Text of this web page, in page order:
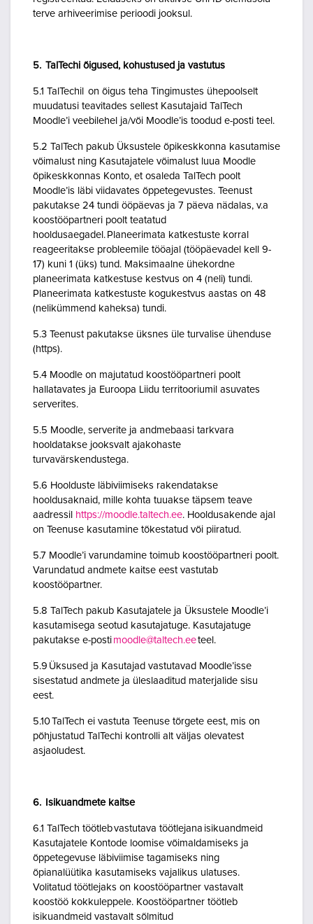
terve arhiveerimise perioodi jooksul.
5. TalTechi õigused, kohustused ja vastutus
5.1 TalTechil on õigus teha Tingimustes ühepoolselt
muudatusi teavitades sellest Kasutajaid TalTech
Moodle’i veebilehel ja/või Moodle’is toodud e-posti teel.
5.2 TalTech pakub Üksustele õpikeskkonna kasutamise
võimalust ning Kasutajatele võimalust luua Moodle
õpikeskkonnas Konto, et osaleda TalTech poolt
Moodle’is läbi viidavates õppetegevustes. Teenust
pakutakse 24 tundi ööpäevas ja 7 päeva nädalas, v.a
koostööpartneri poolt teatatud
hooldusaegadel. Planeerimata katkestuste korral
reageeritakse probleemile tööajal (tööpäevadel kell 9-
17) kuni 1 (üks) tund. Maksimaalne ühekordne
planeerimata katkestuse kestvus on 4 (neli) tundi.
Planeerimata katkestuste kogukestvus aastas on 48
(nelikümmend kaheksa) tundi.
5.3 Teenust pakutakse üksnes üle turvalise ühenduse
(https).
5.4 Moodle on majutatud koostööpartneri poolt
hallatavates ja Euroopa Liidu territooriumil asuvates
serverites.
5.5 Moodle, serverite ja andmebaasi tarkvara
hooldatakse jooksvalt ajakohaste
turvavärskendustega.
5.6 Hoolduste läbiviimiseks rakendatakse
hooldusaknaid, mille kohta tuuakse täpsem teave
aadressil https://moodle.taltech.ee. Hooldusakende ajal
on Teenuse kasutamine tõkestatud või piiratud.
5.7 Moodle’i varundamine toimub koostööpartneri poolt.
Varundatud andmete kaitse eest vastutab
koostööpartner.
5.8 TalTech pakub Kasutajatele ja Üksustele Moodle’i
kasutamisega seotud kasutajatuge. Kasutajatuge
pakutakse e-posti moodle@taltech.eeteel.
5.9 Üksused ja Kasutajad vastutavad Moodle’isse
sisestatud andmete ja üleslaaditud materjalide sisu
eest.
5.10 TalTech ei vastuta Teenuse tõrgete eest, mis on
põhjustatud TalTechi kontrolli alt väljas olevatest
asjaoludest.
6. Isikuandmete kaitse
6.1 TalTech töötleb vastutava töötlejana isikuandmeid
Kasutajatele Kontode loomise võimaldamiseks ja
õppetegevuse läbiviimise tagamiseks ning
õpianalüütika kasutamiseks vajalikus ulatuses.
Volitatud töötlejaks on koostööpartner vastavalt
koostöö kokkuleppele. Koostööpartner töötleb
isikuandmeid vastavalt sõlmitud